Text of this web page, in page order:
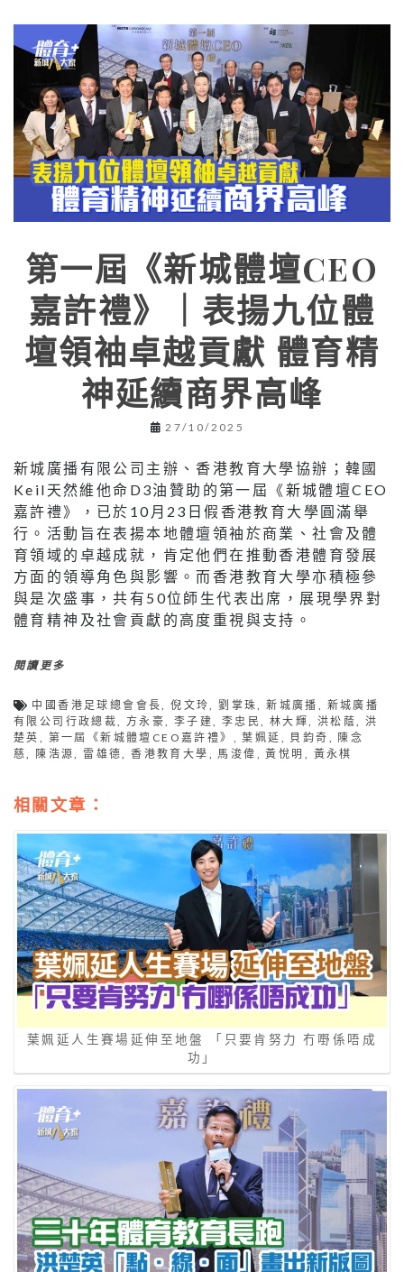
第一屆《新城體壇CEO
嘉許禮》｜表揚九位體
壇領袖卓越貢獻 體育精
神延續商界高峰
27/10/2025
新城廣播有限公司主辦、香港教育大學協辦；韓國
Keil天然維他命D3油贊助的第一屆《新城體壇CEO
嘉許禮》，已於10月23日假香港教育大學圓滿舉
行。活動旨在表揚本地體壇領袖於商業、社會及體
育領域的卓越成就，肯定他們在推動香港體育發展
方面的領導角色與影響。而香港教育大學亦積極參
與是次盛事，共有50位師生代表出席，展現學界對
體育精神及社會貢獻的高度重視與支持。
閱讀更多
中國香港足球總會會長,倪文玲,劉掌珠,新城廣播 , 新城廣播
有限公司行政總裁,方永豪,李子建,李忠民,林大輝,洪松蔭,洪
楚英 , 第一屆《新城體壇CEO嘉許禮》 ,葉姵延 , 貝鈞奇 , 陳念
慈, 陳浩源, 雷雄德,香港教育大學 , 馬浚偉 ,黃悅明 , 黃永棋
相關文章：
葉姵延人生賽場延伸至地盤 「只要肯努力 冇嘢係唔成
功」